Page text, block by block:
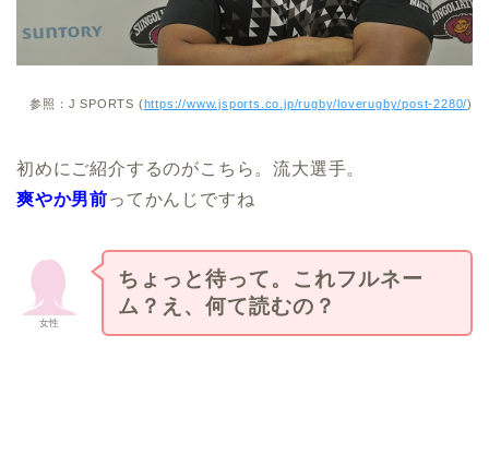
参照： J SPORTS (https://www.jsports.co.jp/rugby/loverugby/post-2280/)
初めにご紹介するのがこちら。流大選手。
爽やか男前ってかんじですね
女性
ちょっと待って。これフルネー
ム？え、何て読むの？